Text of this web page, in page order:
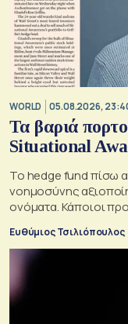
WORLD 05.08.2026,
Τα βαριά
Situational
Το hedge fund πίσω
νοημοσύνης
ονόματα. Κάποιοι
Ευθύμιος Τσιλιόπουλος